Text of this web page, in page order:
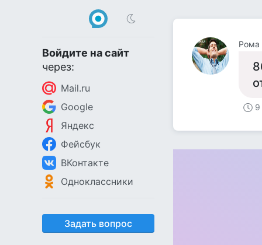
Войдите на сайт
через:
Mail.ru
Google
Яндекс
Фейсбук
ВКонтакте
Одноклассники
Задать вопрос
Рома
9